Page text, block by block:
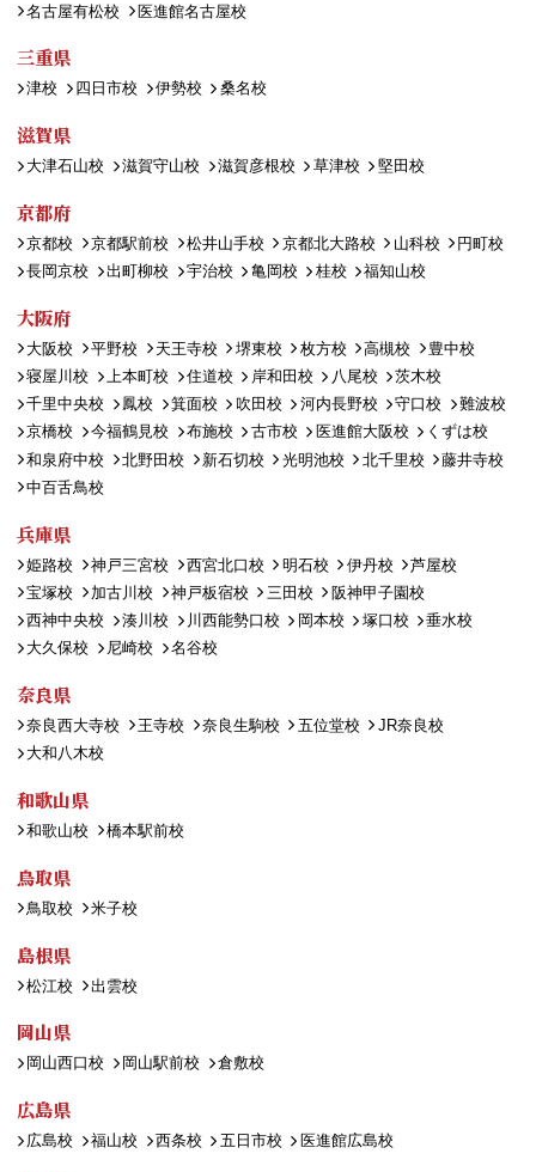
名古屋有松校
医進館名古屋校
三重県
津校 四日市校 伊勢校 桑名校
滋賀県
大津石山校 滋賀守山校 滋賀彦根校 草津校 堅田校
京都府
京都校 京都駅前校 松井山手校 京都北大路校 山科校
円町校
長岡京校
出町柳校 宇治校 亀岡校 桂校 福知山校
大阪府
大阪校 平野校 天王寺校 堺東校 枚方校 高槻校
豊中校
寝屋川校
上本町校 住道校 岸和田校 八尾校
茨木校
千里中央校
鳳校 箕面校 吹田校 河内長野校 守口校
難波校
京橋校
今福鶴見校 布施校 古市校 医進館大阪校
くずは校
和泉府中校
北野田校 新石切校 光明池校 北千里校
藤井寺校
中百舌鳥校
兵庫県
姫路校 神戸三宮校 西宮北口校 明石校 伊丹校
芦屋校
宝塚校
加古川校 神戸板宿校 三田校
阪神甲子園校
西神中央校
湊川校 川西能勢口校 岡本校 塚口校
垂水校
大久保校
尼崎校 名谷校
奈良県
奈良西大寺校 王寺校 奈良生駒校 五位堂校
JR奈良校
大和八木校
和歌山県
和歌山校 橋本駅前校
鳥取県
鳥取校 米子校
島根県
松江校 出雲校
岡山県
岡山西口校 岡山駅前校 倉敷校
広島県
広島校 福山校 西条校 五日市校 医進館広島校